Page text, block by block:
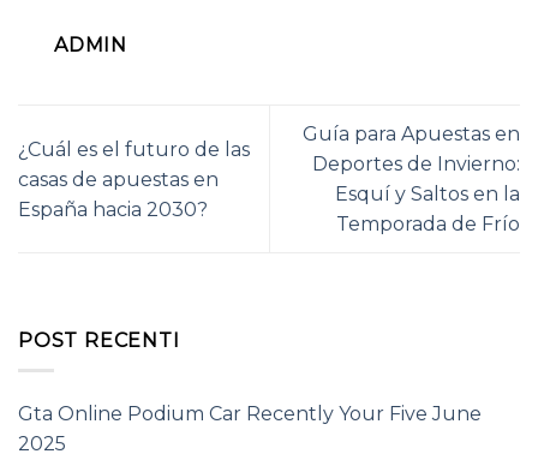
ADMIN
¿Cuál es el futuro de las
casas de apuestas en
España hacia 2030?
Guía para Apuestas en
Deportes de Invierno:
Esquí y Saltos en la
Temporada de Frío
POST RECENTI
Gta Online Podium Car Recently Your Five June
2025